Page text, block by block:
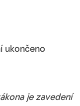
ukončeno
je zavedení